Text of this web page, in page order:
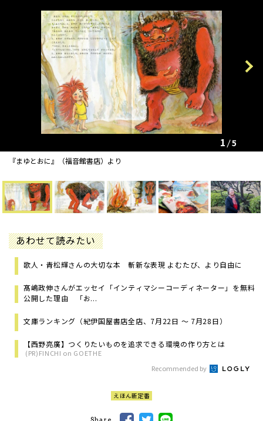
Previous
『まゆとおに』（福音館書店）より
Next
1 5
あわせて読みたい
歌人・青松輝さんの大切な本 斬新な表現 よむたび、より自由に
髙嶋政伸さんがエッセイ「インティマシーコーディネーター」を無料
公開した理由 「お...
文庫ランキング（紀伊国屋書店全店、7月22日 ～ 7月28日）
【西野亮廣】つくりたいものを追求できる環境の作り方とは
(PR)FINCHI on GOETHE
Recommended by
えほん新定番